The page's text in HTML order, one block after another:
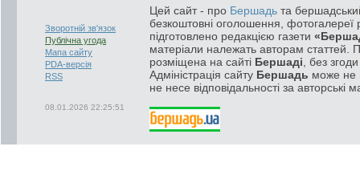
Зворотній зв'язок
Публічна угода
Мапа сайту
PDA-версія
RSS
08.01.2026 22:25:51
Цей сайт - про Бершадь та
безкоштовні оголошення, фотогалереї
підготовлено редакцією газети
матеріали належать авторам статтей.
розміщена на сайті Бершаді , без
Адміністрація сайту Бершадь може не
не несе відповідальності за авторські